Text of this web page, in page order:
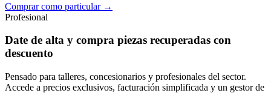
Comprar como particular →
Profesional
Date de alta y compra piezas recuperadas con
descuento
Pensado para talleres, concesionarios y profesionales del sector.
Accede a precios exclusivos, facturación simplificada y un gestor de